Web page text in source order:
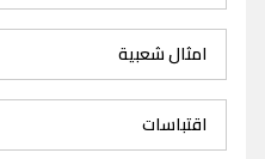
امثال شعبية
اقتباسات